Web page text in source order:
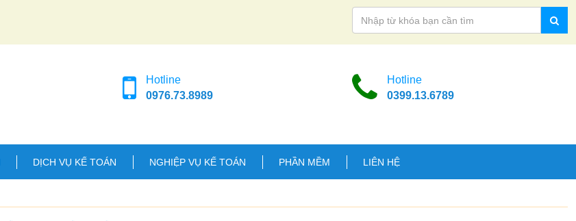
Hotline
0976.73.8989
Hotline
0399.13.6789
DỊCH VỤ KẾ TOÁN NGHIỆP VỤ KẾ TOÁN PHẦN MỀM LIÊN HỆ